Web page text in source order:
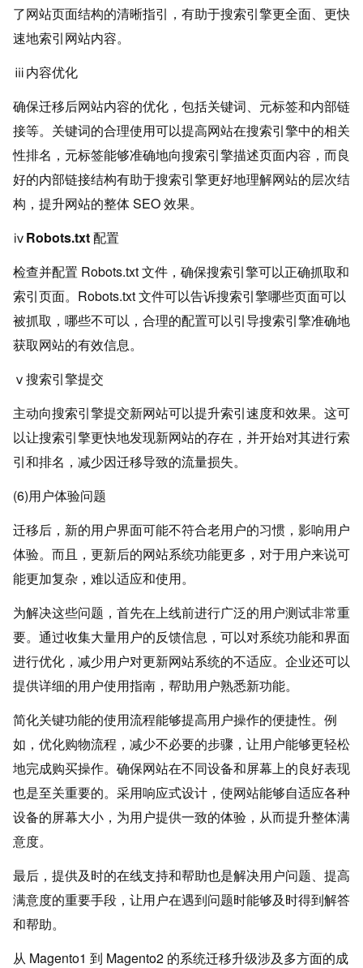
了网站页面结构的清晰指引，有助于搜索引擎更全面、更快
速地索引网站内容。
ⅲ内容优化
确保迁移后网站内容的优化，包括关键词、元标签和内部链
接等。关键词的合理使用可以提高网站在搜索引擎中的相关
性排名，元标签能够准确地向搜索引擎描述页面内容，而良
好的内部链接结构有助于搜索引擎更好地理解网站的层次结
构，提升网站的整体 SEO 效果。
ⅳRobots.txt 配置
检查并配置 Robots.txt 文件，确保搜索引擎可以正确抓取和
索引页面。Robots.txt 文件可以告诉搜索引擎哪些页面可以
被抓取，哪些不可以，合理的配置可以引导搜索引擎准确地
获取网站的有效信息。
ⅴ搜索引擎提交
主动向搜索引擎提交新网站可以提升索引速度和效果。这可
以让搜索引擎更快地发现新网站的存在，并开始对其进行索
引和排名，减少因迁移导致的流量损失。
(6)用户体验问题
迁移后，新的用户界面可能不符合老用户的习惯，影响用户
体验。而且，更新后的网站系统功能更多，对于用户来说可
能更加复杂，难以适应和使用。
为解决这些问题，首先在上线前进行广泛的用户测试非常重
要。通过收集大量用户的反馈信息，可以对系统功能和界面
进行优化，减少用户对更新网站系统的不适应。企业还可以
提供详细的用户使用指南，帮助用户熟悉新功能。
简化关键功能的使用流程能够提高用户操作的便捷性。例
如，优化购物流程，减少不必要的步骤，让用户能够更轻松
地完成购买操作。确保网站在不同设备和屏幕上的良好表现
也是至关重要的。采用响应式设计，使网站能够自适应各种
设备的屏幕大小，为用户提供一致的体验，从而提升整体满
意度。
最后，提供及时的在线支持和帮助也是解决用户问题、提高
满意度的重要手段，让用户在遇到问题时能够及时得到解答
和帮助。
从 Magento1 到 Magento2 的系统迁移升级涉及多方面的成